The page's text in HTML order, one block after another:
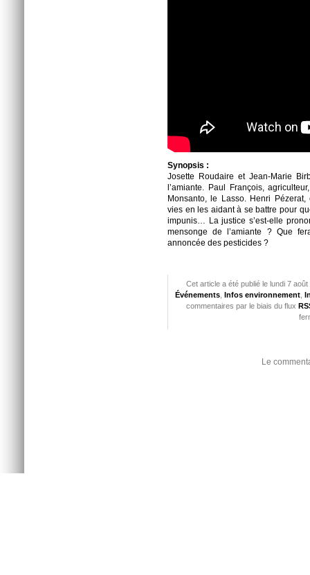
Synopsis :
Josette Roudaire et Jean-Marie
l’amiante. Paul François,
Monsanto, le Lasso. Henri
vies en les aidant à se battre pour
impunis… La justice s’est-elle
mensonge de l’amiante ? Que
annoncée des pesticides ?
Cet article a été publié le lundi 7
Événements Infos environnement
commentaires par le biais du flux
Le